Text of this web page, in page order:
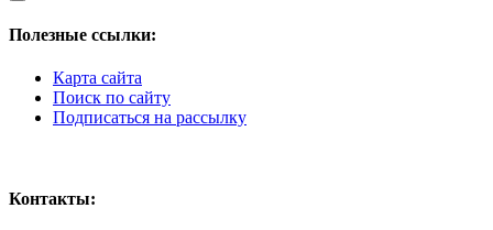
Полезные ссылки:
Карта сайта
Поиск по сайту
Подписаться на рассылку
Контакты: